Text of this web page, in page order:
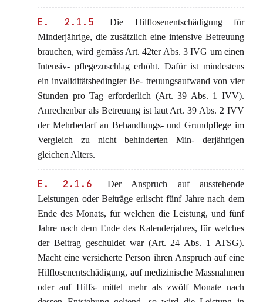
E. 2.1.5
Die Hilflosenentschädigung für
Minderjährige, die zusätzlich eine intensive Betreuung
brauchen, wird gemäss Art. 42ter Abs. 3 IVG um einen
Intensiv- pflegezuschlag erhöht. Dafür ist mindestens
ein invaliditätsbedingter Be- treuungsaufwand von vier
Stunden pro Tag erforderlich (Art. 39 Abs. 1 IVV).
Anrechenbar als Betreuung ist laut Art. 39 Abs. 2 IVV
der Mehrbedarf an Behandlungs- und Grundpflege im
Vergleich zu nicht behinderten Min- derjährigen
gleichen Alters.
E. 2.1.6
Der Anspruch auf ausstehende
Leistungen oder Beiträge erlischt fünf Jahre nach dem
Ende des Monats, für welchen die Leistung, und fünf
Jahre nach dem Ende des Kalenderjahres, für welches
der Beitrag geschuldet war (Art. 24 Abs. 1 ATSG).
Macht eine versicherte Person ihren Anspruch auf eine
Hilflosenentschädigung, auf medizinische Massnahmen
oder auf Hilfs- mittel mehr als zwölf Monate nach